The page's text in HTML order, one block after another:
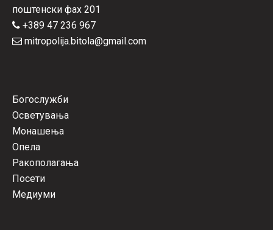
поштенски фах 201
+389 47 236 967
mitropolija.bitola@gmail.com
Богослужби
Осветувања
Монашења
Опела
Ракополагања
Посети
Медиуми